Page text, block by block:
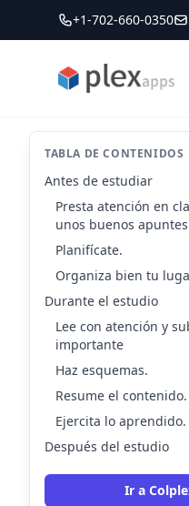
+1-702-660-0350
PLEXapps
TABLA DE CONTENIDOS
Antes de estudiar
Presta atención en
unos buenos
Planifícate.
Organiza bien tu
Durante el estudio
Lee con atención y
importante
Haz esquemas.
Resume el contenido.
Ejercita lo aprendido.
Después del estudio
Ir a